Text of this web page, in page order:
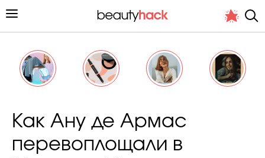
Личный опыт
Как Ану де Армас
перевоплощали в